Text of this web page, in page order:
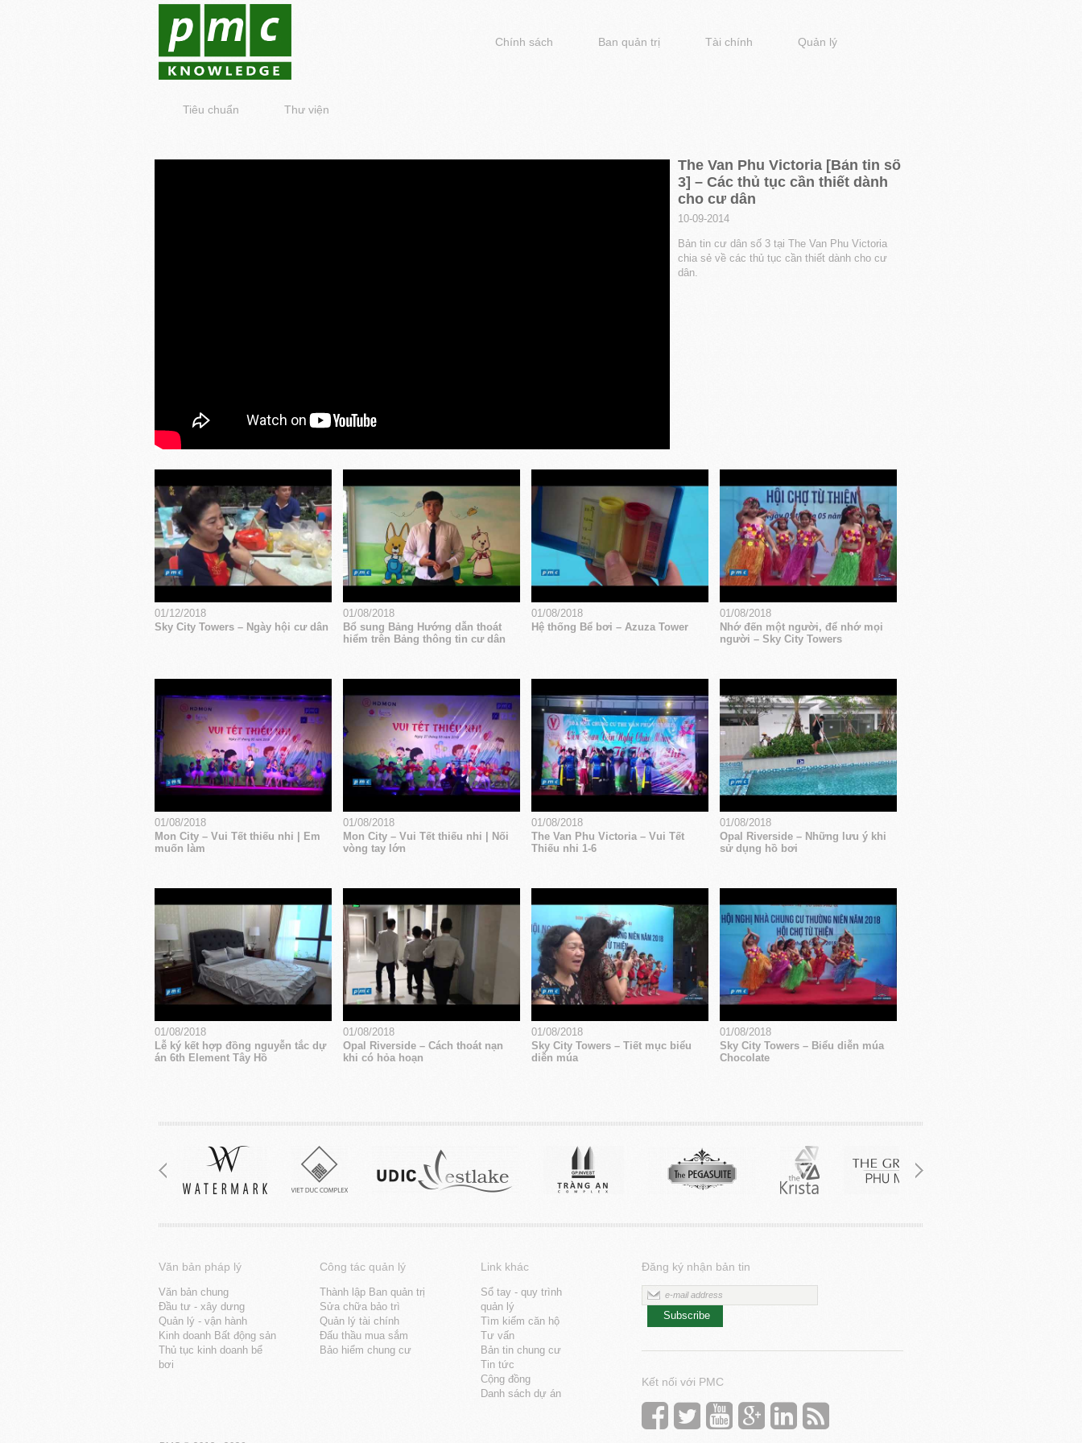
Chính sách Ban quản trị Tài chính Quản lý
Tiêu chuẩn Thư viện
The Van Phu Victoria [Bản tin số
3] – Các thủ tục cần thiết dành
cho cư dân
10-09-2014
Bản tin cư dân số 3 tại The Van Phu Victoria
chia sẻ về các thủ tục cần thiết dành cho cư
dân.
01/12/2018
Sky City Towers – Ngày hội cư dân
01/08/2018
Bổ sung Bảng Hướng dẫn thoát
hiểm trên Bảng thông tin cư dân
01/08/2018
Hệ thống Bể bơi – Azuza Tower
01/08/2018
Nhớ đến một người, để nhớ mọi
người – Sky City Towers
01/08/2018
Mon City – Vui Tết thiếu nhi | Em
muốn làm
01/08/2018
Mon City – Vui Tết thiếu nhi | Nối
vòng tay lớn
01/08/2018
The Van Phu Victoria – Vui Tết
Thiếu nhi 1-6
01/08/2018
Opal Riverside – Những lưu ý khi
sử dụng hồ bơi
01/08/2018
Lễ ký kết hợp đồng nguyễn tắc dự
án 6th Element Tây Hồ
01/08/2018
Opal Riverside – Cách thoát nạn
khi có hỏa hoạn
01/08/2018
Sky City Towers – Tiết mục biểu
diễn múa
01/08/2018
Sky City Towers – Biểu diễn múa
Chocolate
Văn bản pháp lý
Văn bản chung
Đầu tư - xây dưng
Quản lý - vận hành
Kinh doanh Bất động sản
Thủ tục kinh doanh bể
bơi
Công tác quản lý
Thành lập Ban quản trị
Sửa chữa bảo trì
Quản lý tài chính
Đấu thầu mua sắm
Bảo hiểm chung cư
Link khác
Sổ tay - quy trình
quản lý
Tìm kiếm căn hộ
Tư vấn
Bản tin chung cư
Tin tức
Cộng đồng
Danh sách dự án
Đăng ký nhận bản tin
Subscribe
Kết nối với PMC